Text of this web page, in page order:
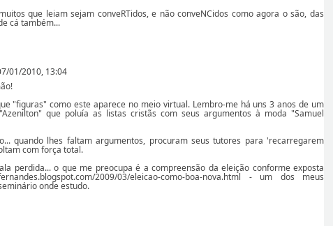
que leiam sejam conveRTidos, e não conveNCidos como agora o são, das
cá também...
01/2010, 13:04
"figuras" como este aparece no meio virtual. Lembro-me há uns 3 anos de um
que poluía as listas cristãs com seus argumentos à moda "Samuel
quando lhes faltam argumentos, procuram seus tutores para 'recarregarem
com força total.
perdida... o que me preocupa é a compreensão da eleição conforme exposta
2009/03/eleicao-como-boa-nova.html - um dos meus
onde estudo.